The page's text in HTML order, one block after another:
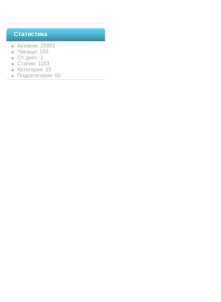
Статистика
Активни: 25901
Чакащи: 169
От днес: 1
Статии: 1183
Категории: 15
Подкатегории: 60